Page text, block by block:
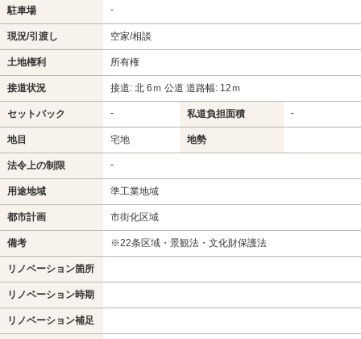
駐車場 -
現況/引渡し 空家/相談
土地権利 所有権
接道状況 接道: 北 6ｍ 公道 道路幅: 12ｍ
セットバック - 私道負担面積 -
地目 宅地 地勢
法令上の制限 -
用途地域 準工業地域
都市計画 市街化区域
備考 ※22条区域・景観法・文化財保護法
リノベーション箇所
リノベーション時期
リノベーション補足